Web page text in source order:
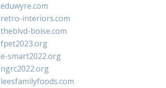
eduwyre.com
retro-interiors.com
theblvd-boise.com
fpet2023.org
e-smart2022.org
ngrc2022.org
leesfamilyfoods.com